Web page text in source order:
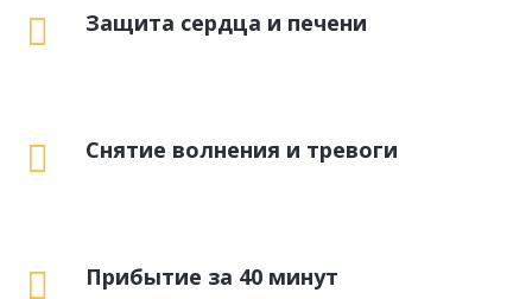
Защита сердца и печени
Снятие волнения и тревоги
Прибытие за 40 минут